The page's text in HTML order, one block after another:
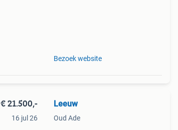
Bezoek website
€ 21.500,-
16 jul 26
Leeuw
Oud Ade